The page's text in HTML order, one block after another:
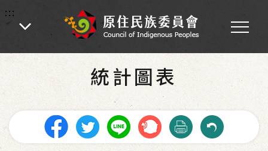
:::
:::
首頁 統計圖表
統計圖表